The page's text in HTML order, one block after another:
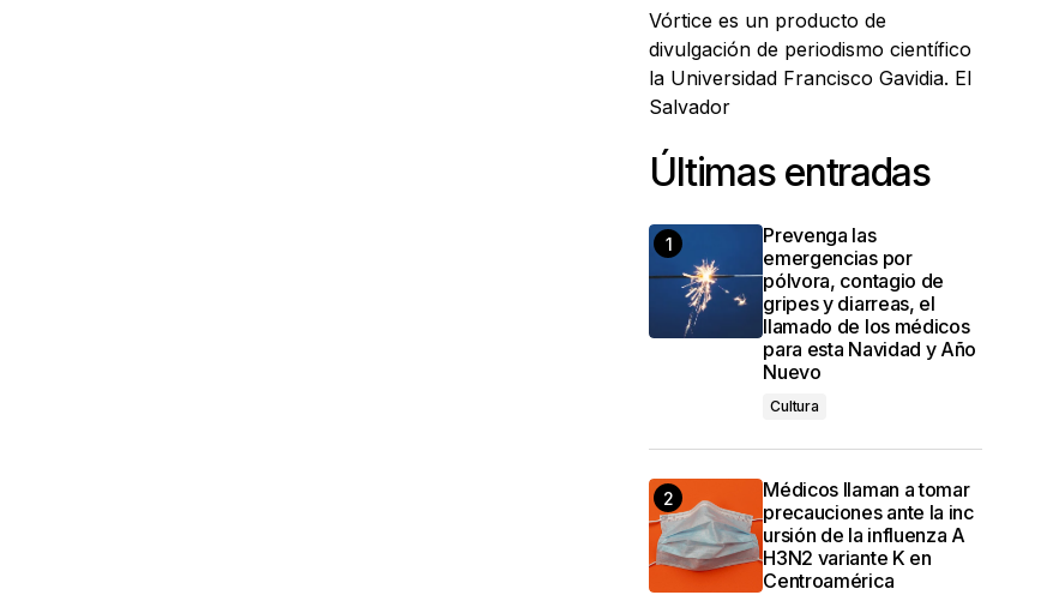
Vórtice es un producto de
divulgación de periodismo científico
la Universidad Francisco Gavidia. El
Salvador
Últimas entradas
Prevenga las
emergencias por
pólvora, contagio de
gripes y diarreas, el
llamado de los médicos
para esta Navidad y Año
Nuevo
Cultura
Médicos llaman a tomar
precauciones ante la inc
ursión de la influenza A
H3N2 variante K en
Centroamérica